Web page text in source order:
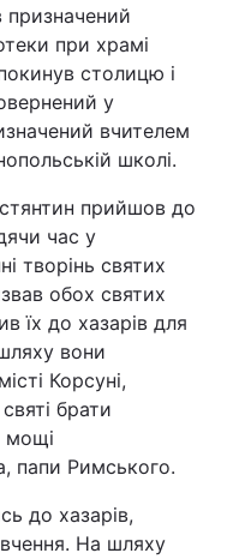
призначений
при храмі
столицю і
у
вчителем
школі.
прийшов до
час у
творінь святих
обох святих
їх до хазарів для
вони
Корсуні,
брати
мощі
папи Римського.
до хазарів,
На шляху